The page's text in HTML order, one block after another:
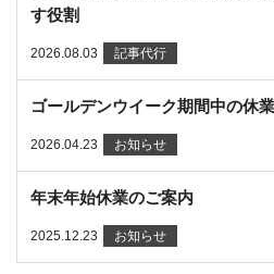
す役割
2026.08.03 記事代行
ゴールデンウイーク期間中の休
2026.04.23 お知らせ
年末年始休業のご案内
2025.12.23 お知らせ